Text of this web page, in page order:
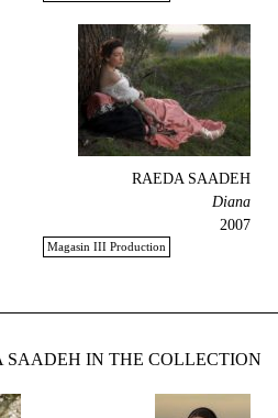
RAEDA SAADEH
Diana
2007
Magasin III Production
SAADEH IN THE COLLECTION